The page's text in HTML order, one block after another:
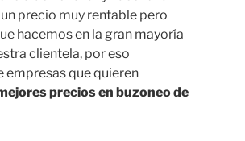
precio muy rentable pero
hacemos en la gran mayoría
clientela, por eso
empresas que quieren
precios en buzoneo de